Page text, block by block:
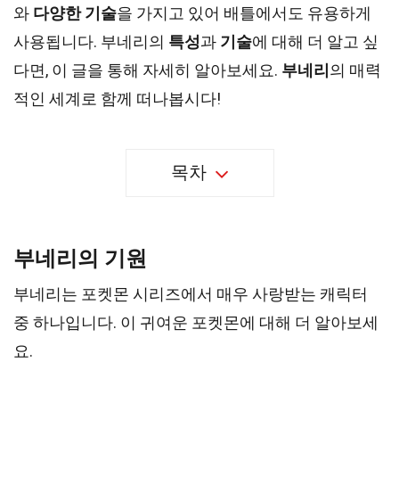
와 다양한 기술을 가지고 있어 배틀에서도 유용하게
사용됩니다. 부네리의 특성과 기술에 대해 더 알고 싶
다면, 이 글을 통해 자세히 알아보세요. 부네리 의 매력
적인 세계로 함께 떠나봅시다!
목차
부네리의 기원
부네리는 포켓몬 시리즈에서 매우 사랑받는 캐릭터
중 하나입니다. 이 귀여운 포켓몬에 대해 더 알아보세
요.